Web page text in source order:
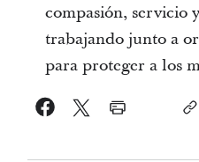
compasión, servicio
trabajando junto a
para proteger a los